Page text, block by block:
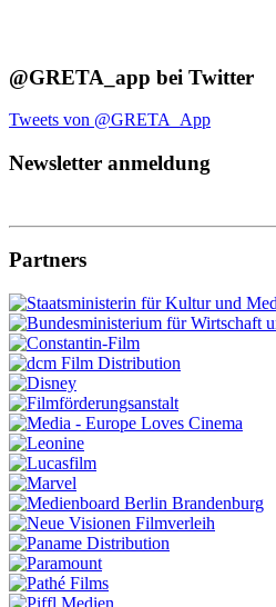
@GRETA_app bei Twitter
Tweets von @GRETA_App
Newsletter anmeldung
Partners